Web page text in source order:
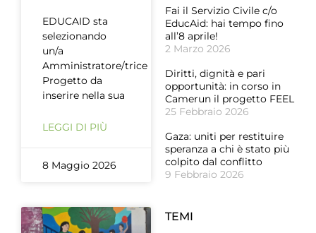
EDUCAID sta
selezionando
un/a
Amministratore/trice
Progetto da
inserire nella sua
LEGGI DI PIÙ
8 Maggio 2026
Fai il Servizio Civile c/o
EducAid: hai tempo fino
all’8 aprile!
2 Marzo 2026
Diritti, dignità e pari
opportunità: in corso in
Camerun il progetto FEEL
25 Febbraio 2026
Gaza: uniti per restituire
speranza a chi è stato più
colpito dal conflitto
9 Febbraio 2026
TEMI